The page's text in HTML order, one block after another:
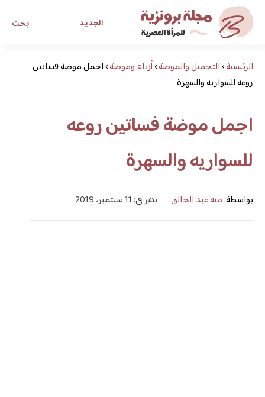
بحث الجديد
مجلة برونزية للفتاة العصريةالرئيسية›التجميل والموضة›أزياء وموضة›اجمل موضة فساتين
روعه للسواريه والسهرة
اجمل موضة فساتين روعه
للسواريه والسهرة
بواسطة:منه عبد الخالق نشر في: 11 سبتمبر، 2019